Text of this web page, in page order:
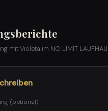
mit Violeta im NO LIMIT
(optional)